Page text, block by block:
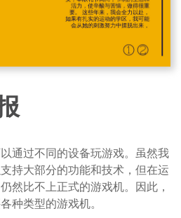
通过不同的设备玩游戏。虽然我
持大部分的功能和技术，但在运
然比不上正式的游戏机。因此，
种类型的游戏机。